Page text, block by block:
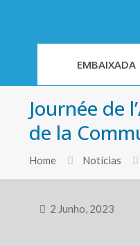
EMBAIXADA
Journée de
de la
Home Notícias
2 Junho, 2023